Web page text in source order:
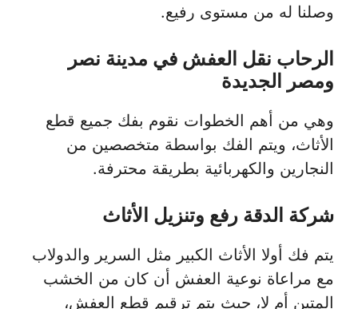
وصلنا له من مستوى رفيع.
الرحاب نقل العفش في مدينة نصر
ومصر الجديدة
وهي من أهم الخطوات نقوم بفك جميع قطع
الأثاث، ويتم الفك بواسطة متخصصين من
النجارين والكهربائية بطريقة محترفة.
شركة الدقة رفع وتنزيل الأثاث
يتم فك أولا الأثاث الكبير مثل السرير والدولاب
مع مراعاة نوعية العفش أن كان من الخشب
المتين أم لا، حيث يتم ترقيم قطع العفش،